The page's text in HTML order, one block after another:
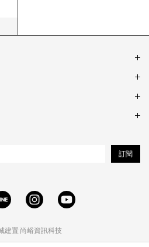
建置 尚峪資訊科技
訂閱